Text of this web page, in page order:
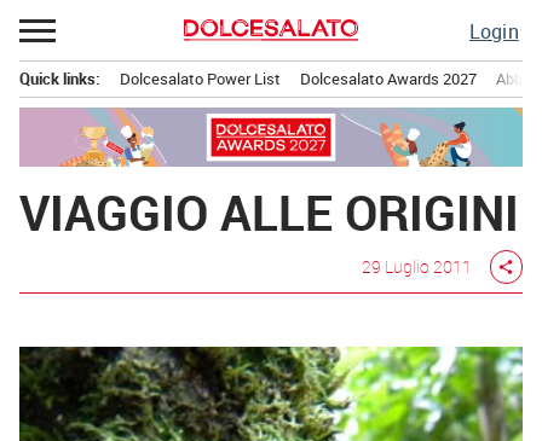
Passa
al
contenuto
Login
principale
Quick links: Dolcesalato Power List Dolcesalato Awards 2027
VIAGGIO ALLE ORIGINI
29 Luglio 2011 share